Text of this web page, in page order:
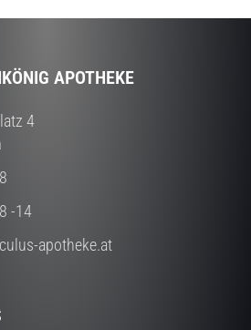
APOTHEKE
4
-14
apotheke.at